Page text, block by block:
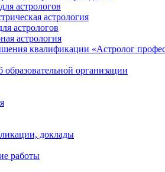
астрологов
астрология
астрологов
астрология
квалификации «Астролог
образовательной организации
доклады
работы